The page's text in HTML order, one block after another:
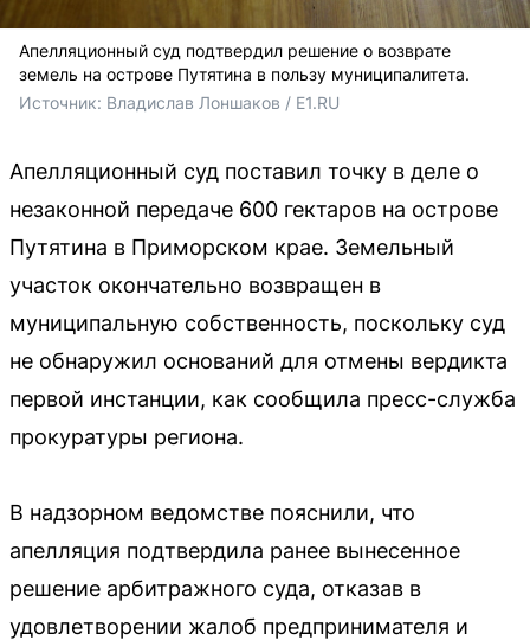
Апелляционный суд подтвердил решение о возврате
земель на острове Путятина в пользу муниципалитета.
Источник: Владислав Лоншаков / E1.RU
Апелляционный суд поставил точку в деле о
незаконной передаче 600 гектаров на острове
Путятина в Приморском крае. Земельный
участок окончательно возвращен в
муниципальную собственность, поскольку суд
не обнаружил оснований для отмены вердикта
первой инстанции, как сообщила пресс-служба
прокуратуры региона.
В надзорном ведомстве пояснили, что
апелляция подтвердила ранее вынесенное
решение арбитражного суда, отказав в
удовлетворении жалоб предпринимателя и